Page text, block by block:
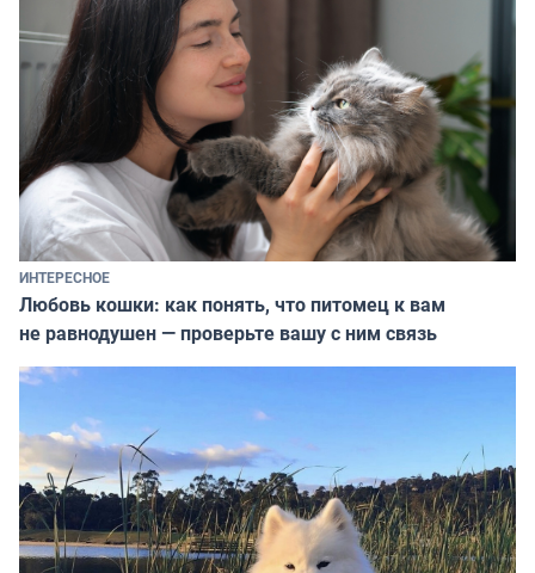
ИНТЕРЕСНОЕ
Любовь кошки: как понять, что питомец к вам
не равнодушен — проверьте вашу с ним связь